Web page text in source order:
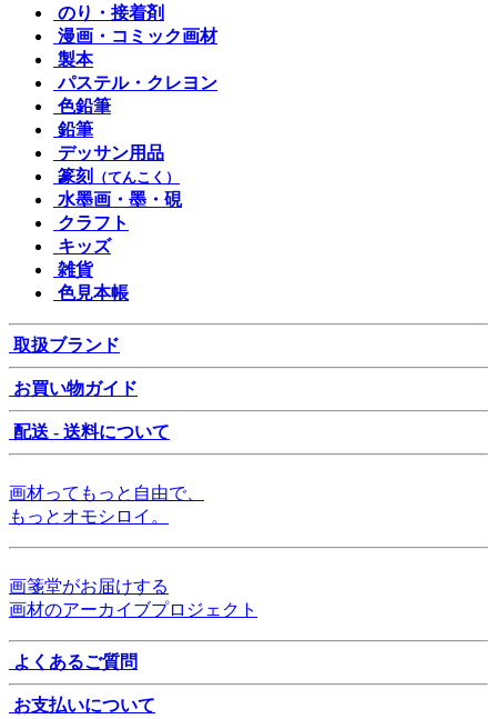
のり・接着剤
漫画・コミック画材
製本
パステル・クレヨン
色鉛筆
鉛筆
デッサン用品
篆刻
（てんこく）
水墨画・墨・硯
クラフト
キッズ
雑貨
色見本帳
取扱ブランド
お買い物ガイド
配送 - 送料について
画材ってもっと自由で、
もっとオモシロイ。
画箋堂がお届けする
画材のアーカイブプロジェクト
よくあるご質問
お支払いについて